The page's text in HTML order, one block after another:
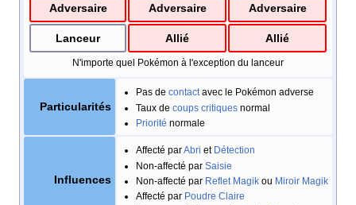
Adversaire Adversaire Adversaire
Lanceur Allié Allié
N'importe quel Pokémon à l'exception du lanceur
Particularités
Pas de contactavec le Pokémon adverse
Taux de coups critiquesnormal
Priorité normale
Influences
Affecté parAbri et Détection
Non-affecté par Saisie
Non-affecté par Reflet Magikou Miroir Magik
Affecté par Poudre Claire